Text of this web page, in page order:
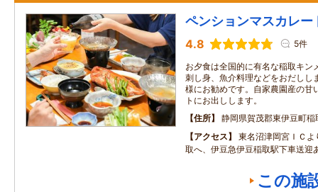
ペンションマスカレー
4.8 5件
お夕食は全国的に有名な稲取キン
刺し身、魚介料理などをおだしし
様にお勧めです。自家農園産の甘
トにお出しします。
住所
静岡県賀茂郡東伊豆町
アクセス
東名沼津岡宮ＩＣ
取へ、伊豆急伊豆稲取駅下車送迎
この施